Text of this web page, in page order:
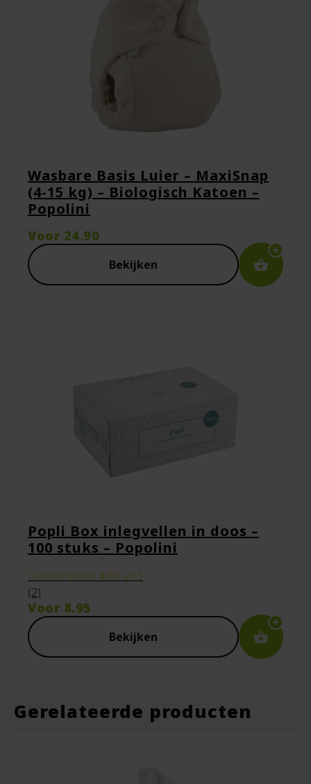
Wasbare Basis Luier – MaxiSnap
(4-15 kg) – Biologisch Katoen –
Popolini
Voor 24.90
Bekijken
Popli Box inlegvellen in doos –
100 stuks – Popolini
Gewaardeerd 4.00 uit 5
(2)
Voor 8.95
Bekijken
Gerelateerde producten